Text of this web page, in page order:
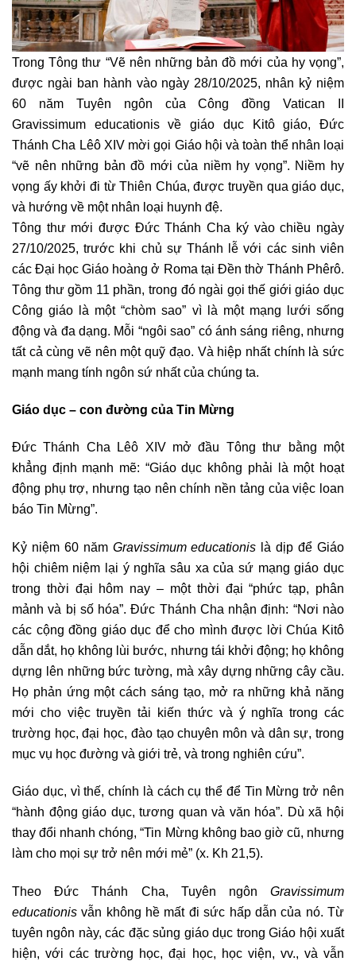
Trong Tông thư “Vẽ nên những bản đồ mới của hy vọng”,
được ngài ban hành vào ngày 28/10/2025, nhân kỷ niệm
60 năm Tuyên ngôn của Công đồng Vatican II
Gravissimum educationis về giáo dục Kitô giáo, Đức
Thánh Cha Lêô XIV mời gọi Giáo hội và toàn thể nhân loại
“vẽ nên những bản đồ mới của niềm hy vọng”. Niềm hy
vọng ấy khởi đi từ Thiên Chúa, được truyền qua giáo dục,
và hướng về một nhân loại huynh đệ.
Tông thư mới được Đức Thánh Cha ký vào chiều ngày
27/10/2025, trước khi chủ sự Thánh lễ với các sinh viên
các Đại học Giáo hoàng ở Roma tại Đền thờ Thánh Phêrô.
Tông thư gồm 11 phần, trong đó ngài gọi thế giới giáo dục
Công giáo là một “chòm sao” vì là một mạng lưới sống
động và đa dạng. Mỗi “ngôi sao” có ánh sáng riêng, nhưng
tất cả cùng vẽ nên một quỹ đạo. Và hiệp nhất chính là sức
mạnh mang tính ngôn sứ nhất của chúng ta.
Giáo dục – con đường của Tin Mừng
Đức Thánh Cha Lêô XIV mở đầu Tông thư bằng một
khẳng định mạnh mẽ: “Giáo dục không phải là một hoạt
động phụ trợ, nhưng tạo nên chính nền tảng của việc loan
báo Tin Mừng”.
Kỷ niệm 60 năm Gravissimum educationis là dịp để Giáo
hội chiêm niệm lại ý nghĩa sâu xa của sứ mạng giáo dục
trong thời đại hôm nay – một thời đại “phức tạp, phân
mảnh và bị số hóa”. Đức Thánh Cha nhận định: “Nơi nào
các cộng đồng giáo dục để cho mình được lời Chúa Kitô
dẫn dắt, họ không lùi bước, nhưng tái khởi động; họ không
dựng lên những bức tường, mà xây dựng những cây cầu.
Họ phản ứng một cách sáng tạo, mở ra những khả năng
mới cho việc truyền tải kiến ​​thức và ý nghĩa trong các
trường học, đại học, đào tạo chuyên môn và dân sự, trong
mục vụ học đường và giới trẻ, và trong nghiên cứu”.
Giáo dục, vì thế, chính là cách cụ thể để Tin Mừng trở nên
“hành động giáo dục, tương quan và văn hóa”. Dù xã hội
thay đổi nhanh chóng, “Tin Mừng không bao giờ cũ, nhưng
làm cho mọi sự trở nên mới mẻ” (x. Kh 21,5).
Theo Đức Thánh Cha, Tuyên ngôn Gravissimum
educationis vẫn không hề mất đi sức hấp dẫn của nó. Từ
tuyên ngôn này, các đặc sủng giáo dục trong Giáo hội xuất
hiện, với các trường học, đại học, học viện, vv., và vẫn